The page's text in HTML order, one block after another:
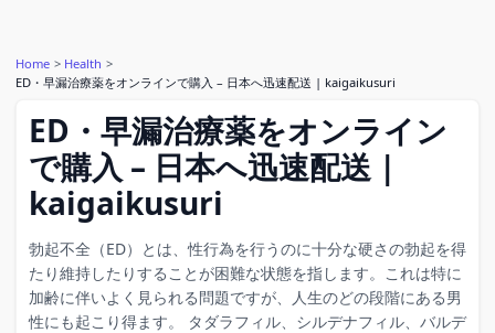
Home
Health
ED・早漏治療薬をオンラインで購入 – 日本へ迅速配送 | kaigaikusuri
ED・早漏治療薬をオンライン
で購入 – 日本へ迅速配送 |
kaigaikusuri
勃起不全（ED）とは、性行為を行うのに十分な硬さの勃起を得
たり維持したりすることが困難な状態を指します。これは特に
加齢に伴いよく見られる問題ですが、人生のどの段階にある男
性にも起こり得ます。 タダラフィル、シルデナフィル、バルデ